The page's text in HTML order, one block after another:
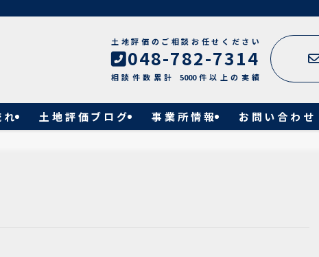
土地評価のご相談お任せください
048-782-7314
相談件数累計 5000件以上の実績
れ 土地評価ブログ 事業所情報 お問い合わせ